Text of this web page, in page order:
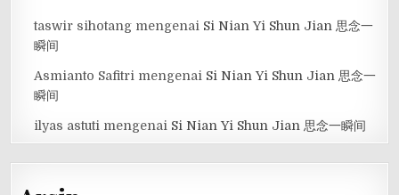
taswir sihotang mengenai Si Nian Yi Shun Jian 思念一
瞬间
Asmianto Safitri mengenai Si Nian Yi Shun Jian 思念一
瞬间
ilyas astuti mengenai Si Nian Yi Shun Jian 思念一瞬间